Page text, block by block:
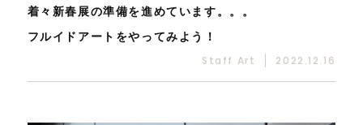
着々新春展の準備を進めています。。。
フルイドアートをやってみよう！
Staff Art 2022.12.16